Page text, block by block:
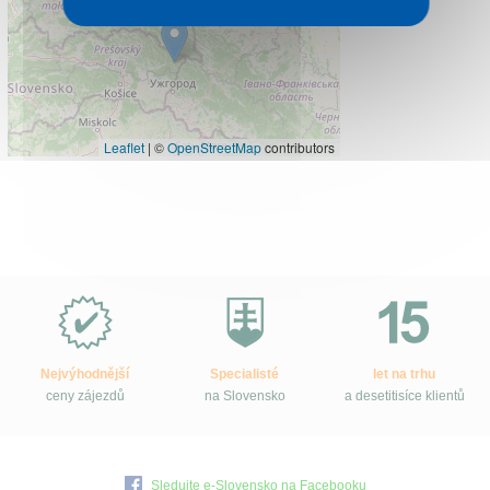
Leaflet | ©OpenStreetMapcontributors
Slovensko.cz?
Nejvýhodnější
ceny zájezdů
Specialisté
na Slovensko
let na trhu
a desetitisíce klientů
Sledujte e-Slovensko na Facebooku